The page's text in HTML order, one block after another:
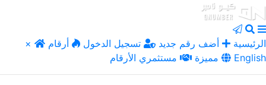
× الرئيسية أضف رقم جديد تسجيل الدخول
أرقام
مميزة
مستثمري الأرقام English